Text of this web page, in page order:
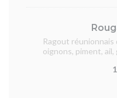
Ragout
oignons, piment,